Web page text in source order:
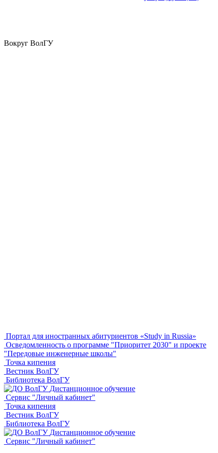
Вокруг ВолГУ
Портал для иностранных абитуриентов «Study in Russia»
Осведомленность о программе "Приоритет 2030" и проекте
"Передовые инженерные школы"
Точка кипения
Вестник ВолГУ
Библиотека ВолГУ
Дистанционное обучение
Сервис "Личный кабинет"
Точка кипения
Вестник ВолГУ
Библиотека ВолГУ
Дистанционное обучение
Сервис "Личный кабинет"